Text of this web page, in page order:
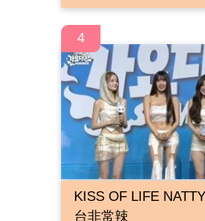
4
KISS OF LIFE
台非常辣